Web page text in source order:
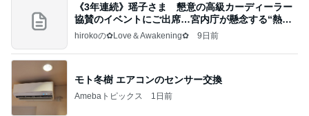
《3年連続》瑶子さま 懇意の高級カーディーラー
協賛のイベントにご出席…宮内庁が懸念する“熱心
すぎ
hirokoの✿Love＆Awakening✿ 9日前
モト冬樹 エアコンのセンサー交換
Amebaトピックス 1日前